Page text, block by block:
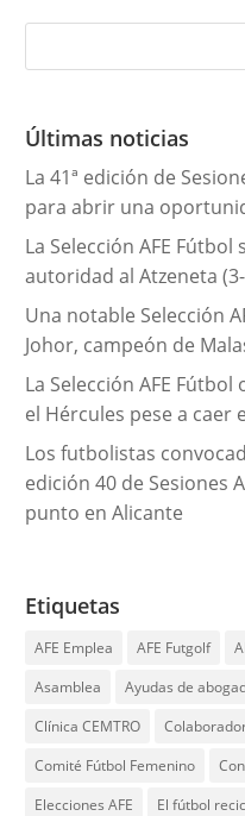
g
r
a
s
Últimas noticias
La 41ª edición de
para abrir una
La Selección AFE
autoridad al Atzeneta
Una notable Selección
Johor, campeón de
La Selección AFE
el Hércules pese a caer
Los futbolistas
edición 40 de Sesiones
punto en Alicante
Etiquetas
AFE Emplea AFE Futgolf
Asamblea
Ayudas de
Clínica CEMTRO
Comité Fútbol Femenino
Elecciones AFE
El fútbol